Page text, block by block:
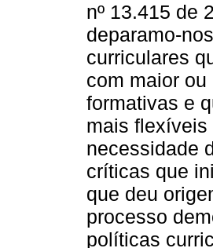
nº 13.415 de
deparamo-
curriculares
com maior
formativas e
mais flexíveis
necessidade
críticas que
que deu
processo
políticas